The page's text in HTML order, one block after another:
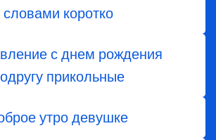
словами коротко
с днем рождения
прикольные
утро девушке